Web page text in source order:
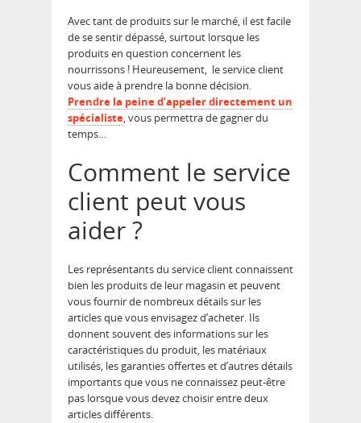
Avec tant de produits sur le marché, il est facile
de se sentir dépassé, surtout lorsque les
produits en question concernent les
nourrissons ! Heureusement, le service client
vous aide à prendre la bonne décision.
Prendre la peine d’appeler directement un
spécialiste, vous permettra de gagner du
temps…
Comment le service
client peut vous
aider ?
Les représentants du service client connaissent
bien les produits de leur magasin et peuvent
vous fournir de nombreux détails sur les
articles que vous envisagez d’acheter. Ils
donnent souvent des informations sur les
caractéristiques du produit, les matériaux
utilisés, les garanties offertes et d’autres détails
importants que vous ne connaissez peut-être
pas lorsque vous devez choisir entre deux
articles différents.